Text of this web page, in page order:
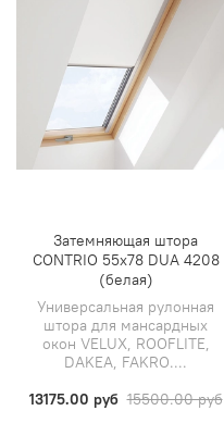
Затемняющая штора
CONTRIO 55х78 DUA 4208
(белая)
Универсальная рулонная
штора для мансардных
окон VELUX, ROOFLITE,
DAKEA, FAKRO....
13175.00 руб 15500.00 руб